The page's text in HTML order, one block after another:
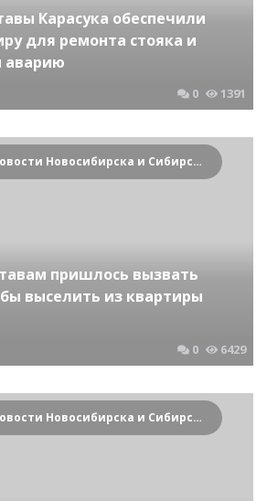
Карасука обеспечили
для ремонта стояка и
аварию
0 1391
Криминальные новости Новосибирска и Сибирского региона
пришлось вызвать
выселить из квартиры
0 6429
Криминальные новости Новосибирска и Сибирского региона